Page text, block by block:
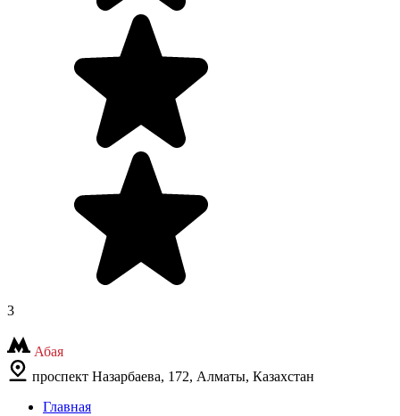
3
Абая
проспект Назарбаева, 172, Алматы, Казахстан
Главная